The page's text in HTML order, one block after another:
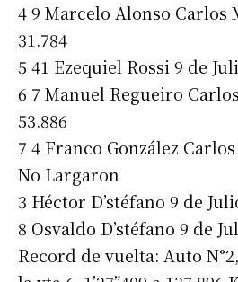
4 9 Marcelo Alonso Carlos
31.784
5 41 Ezequiel Rossi 9 de
6 7 Manuel Regueiro
53.886
7 4 Franco González
No Largaron
3 Héctor D’stéfano 9 de
8 Osvaldo D’stéfano 9 de
Record de vuelta: Auto